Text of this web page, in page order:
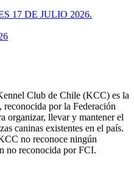
17 DE JULIO 2026.
Club de Chile (KCC) es la
por la Federación
organizar, llevar y mantener el
caninas existentes en el país.
no reconoce ningún
no reconocida por FCI.